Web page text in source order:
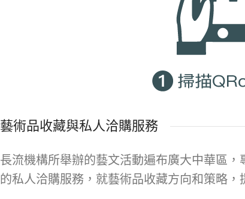
藝術品收藏與私人洽購服務
長流機構所舉辦的藝文活動遍布廣大中華區
的私人洽購服務，就藝術品收藏方向和策略